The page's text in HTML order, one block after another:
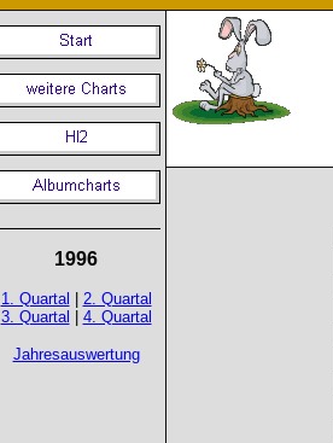
1996
1. Quartal
2. Quartal
3. Quartal
4. Quartal
Jahresauswertung